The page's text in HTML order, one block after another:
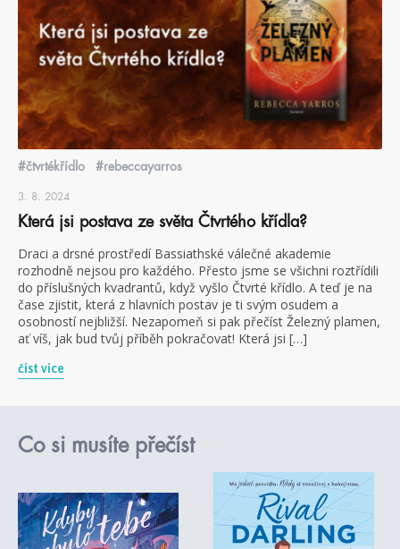
#čtvrtékřídlo #rebeccayarros
3. 8. 2024
Která jsi postava ze světa Čtvrtého křídla?
Draci a drsné prostředí Bassiathské válečné akademie
rozhodně nejsou pro každého. Přesto jsme se všichni roztřídili
do příslušných kvadrantů, když vyšlo Čtvrté křídlo. A teď je na
čase zjistit, která z hlavních postav je ti svým osudem a
osobností nejbližší. Nezapomeň si pak přečíst Železný plamen,
ať víš, jak bud tvůj příběh pokračovat! Která jsi […]
číst více
Co si musíte přečíst